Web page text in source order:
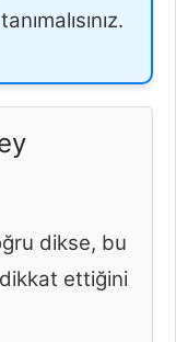
dikse, bu
ettiğini